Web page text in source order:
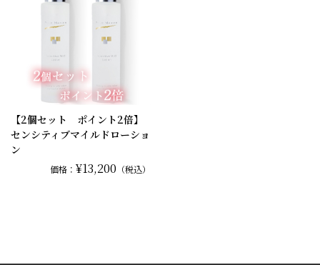
【2個セット ポイント2倍】
センシティブマイルドローショ
ン
価格：¥13,200 （税込）